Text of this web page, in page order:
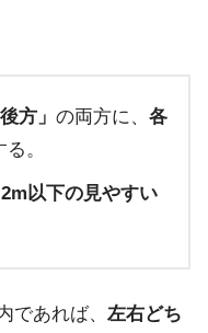
方」 の両方に、 各
。
以下の見やすい
であれば、 左右どち